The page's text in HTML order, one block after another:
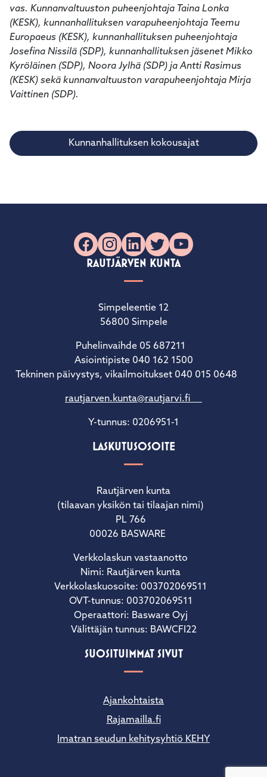
vas. Kunnanvaltuuston puheenjohtaja Taina Lonka
(KESK), kunnanhallituksen varapuheenjohtaja Teemu
Europaeus (KESK), kunnanhallituksen puheenjohtaja
Josefina Nissilä (SDP), kunnanhallituksen jäsenet Mikko
Kyröläinen (SDP), Noora Jylhä (SDP) ja Antti Rasimus
(KESK) sekä kunnanvaltuuston varapuheenjohtaja Mirja
Vaittinen (SDP).
Kunnanhallituksen kokousajat
Facebook
Instagram
LinkedIn
X YouTube
RAUTJÄRVEN KUNTA
Simpeleentie 12
56800 Simpele
Puhelinvaihde 05 687211
Asiointipiste 040 162 1500
Tekninen päivystys, vikailmoitukset 040 015 0648
rautjarven.kunta@rautjarvi.fi
Y-tunnus: 0206951-1
LASKUTUSOSOITE
Rautjärven kunta
(tilaavan yksikön tai tilaajan nimi)
PL 766
00026 BASWARE
Verkkolaskun vastaanotto
Nimi: Rautjärven kunta
Verkkolaskuosoite: 003702069511
OVT-tunnus: 003702069511
Operaattori: Basware Oyj
Välittäjän tunnus: BAWCFI22
SUOSITUIMMAT SIVUT
Ajankohtaista
Rajamailla.fi
Imatran seudun kehitysyhtiö KEHY